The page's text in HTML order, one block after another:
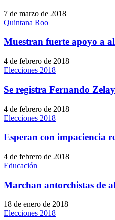
7 de marzo de 2018
Quintana Roo
Muestran fuerte apoyo a
4 de febrero de 2018
Elecciones 2018
Se registra Fernando
4 de febrero de 2018
Elecciones 2018
Esperan con impaciencia
4 de febrero de 2018
Educación
Marchan antorchistas de
18 de enero de 2018
Elecciones 2018